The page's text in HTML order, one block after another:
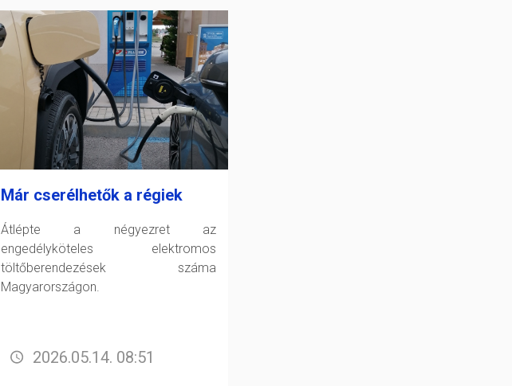
Már cserélhetők a régiek
Átlépte a négyezret az
engedélyköteles elektromos
töltőberendezések száma
Magyarországon.
2026.05.14. 08:51